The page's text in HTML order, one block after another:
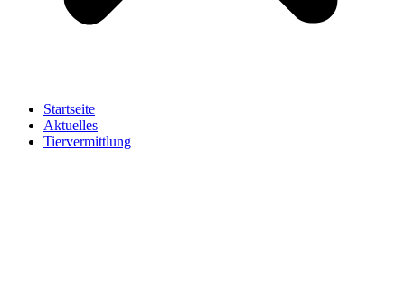
Startseite
Aktuelles
Tiervermittlung